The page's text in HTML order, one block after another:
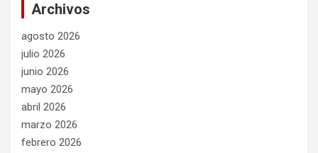
Archivos
agosto 2026
julio 2026
junio 2026
mayo 2026
abril 2026
marzo 2026
febrero 2026